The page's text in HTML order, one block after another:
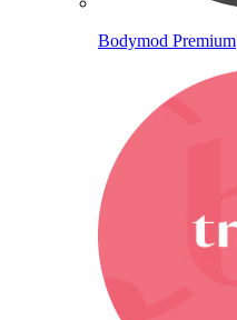
Bodymod Premium